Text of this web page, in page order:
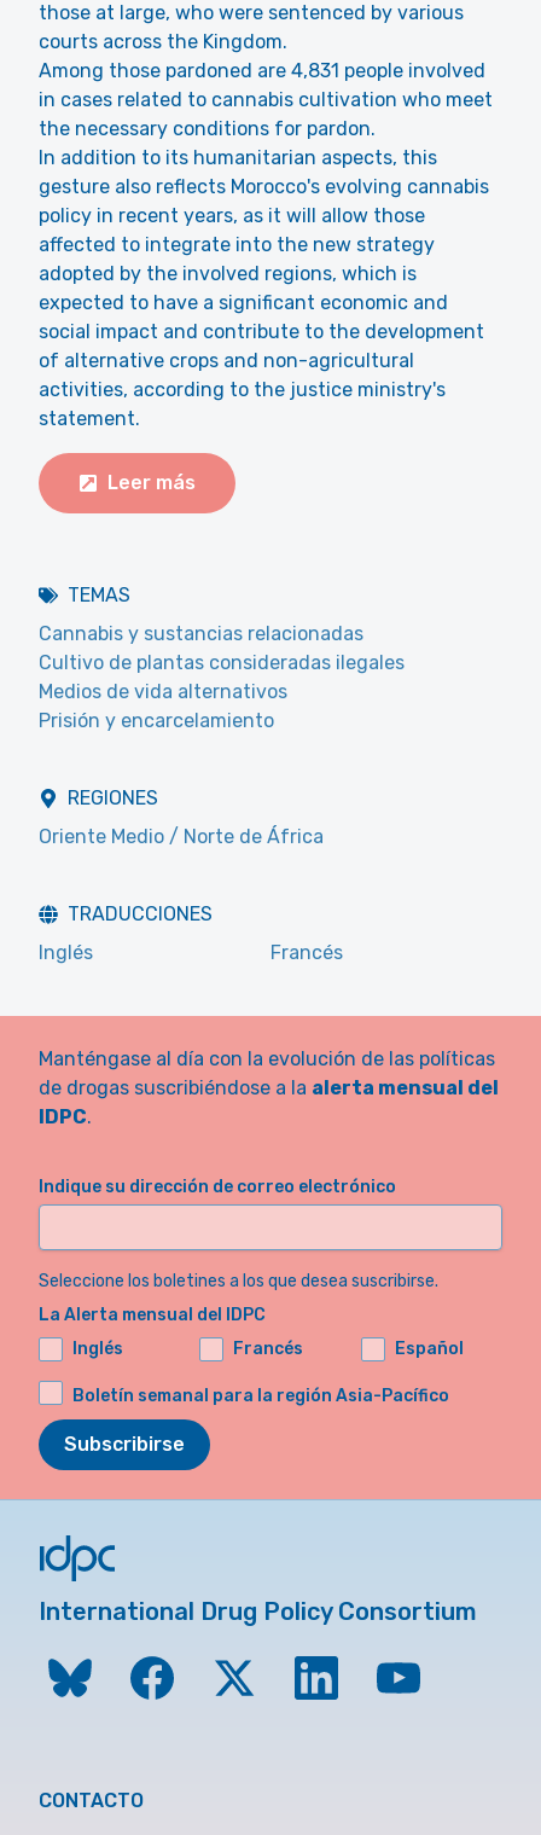
those at large, who were sentenced by various
courts across the Kingdom.
Among those pardoned are 4,831 people involved
in cases related to cannabis cultivation who meet
the necessary conditions for pardon.
In addition to its humanitarian aspects, this
gesture also reflects Morocco's evolving cannabis
policy in recent years, as it will allow those
affected to integrate into the new strategy
adopted by the involved regions, which is
expected to have a significant economic and
social impact and contribute to the development
of alternative crops and non-agricultural
activities, according to the justice ministry's
statement.
Leer más
TEMAS
Cannabis y sustancias relacionadas
Cultivo de plantas consideradas ilegales
Medios de vida alternativos
Prisión y encarcelamiento
REGIONES
Oriente Medio / Norte de África
TRADUCCIONES
Inglés
Francés
Manténgase al día con la evolución de las políticas
de drogas suscribiéndose a la alerta mensual del
IDPC.
Indique su dirección de correo electrónico
Seleccione los boletines a los que desea suscribirse.
La Alerta mensual del IDPC
Inglés
Francés Español
Boletín semanal para la región Asia-Pacífico
Subscribirse
International Drug Policy Consortium
CONTACTO